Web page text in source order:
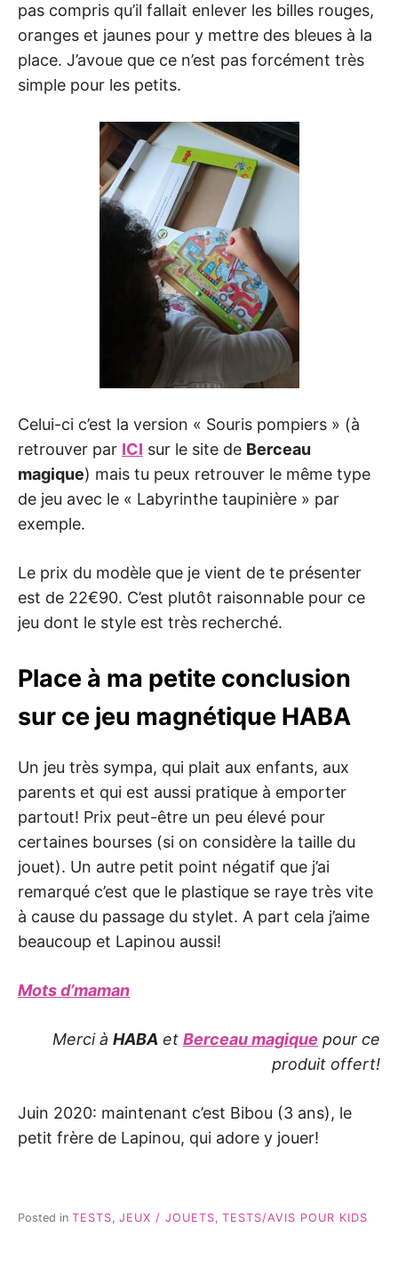
pas compris qu’il fallait enlever les billes rouges,
oranges et jaunes pour y mettre des bleues à la
place. J’avoue que ce n’est pas forcément très
simple pour les petits.
Celui-ci c’est la version « Souris pompiers » (à
retrouver par ICI sur le site de Berceau
magique) mais tu peux retrouver le même type
de jeu avec le « Labyrinthe taupinière » par
exemple.
Le prix du modèle que je vient de te présenter
est de 22€90. C’est plutôt raisonnable pour ce
jeu dont le style est très recherché.
Place à ma petite conclusion
sur ce jeu magnétique HABA
Un jeu très sympa, qui plait aux enfants, aux
parents et qui est aussi pratique à emporter
partout! Prix peut-être un peu élevé pour
certaines bourses (si on considère la taille du
jouet). Un autre petit point négatif que j’ai
remarqué c’est que le plastique se raye très vite
à cause du passage du stylet. A part cela j’aime
beaucoup et Lapinou aussi!
Mots d’maman
Merci à HABA et Berceau magique pour ce
produit offert!
Juin 2020: maintenant c’est Bibou (3 ans), le
petit frère de Lapinou, qui adore y jouer!
Posted in TESTS JEUX / JOUETS TESTS/AVIS POUR KIDS